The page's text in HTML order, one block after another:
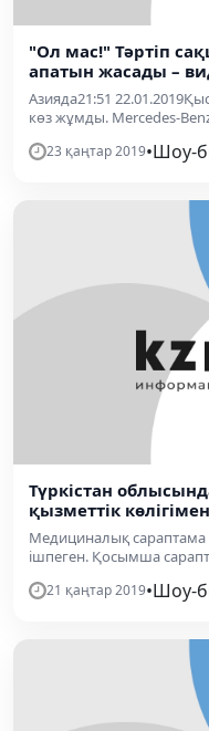
"Ол мас!" Тәртіп
апатын жасады –
Азияда21:51
көз жұмды. Mercedes-
23 қаңтар 2019•Шоу-
Түркістан
қызметтік
Медициналық сараптама
ішпеген. Қосымша
21 қаңтар 2019•Шоу-